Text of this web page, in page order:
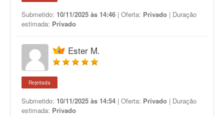
Submetido: 10/11/2025 às 14:46 | Oferta: Privado | Duração
estimada: Privado
Ester M.
Rejeitada
Submetido: 10/11/2025 às 14:54 | Oferta: Privado | Duração
estimada: Privado